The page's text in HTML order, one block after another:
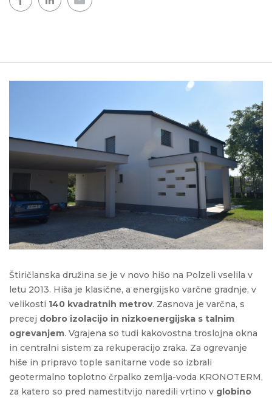
Štiričlanska družina se je v novo hišo na Polzeli vselila v
letu 2013. Hiša je klasične, a energijsko varčne gradnje, v
velikosti 140 kvadratnih metrov. Zasnova je varčna, s
precej dobro izolacijo in nizkoenergijska s talnim
ogrevanjem. Vgrajena so tudi kakovostna troslojna okna
in centralni sistem za rekuperacijo zraka. Za ogrevanje
hiše in pripravo tople sanitarne vode so izbrali
geotermalno toplotno črpalko zemlja-voda KRONOTERM,
za katero so pred namestitvijo naredili vrtino v globino